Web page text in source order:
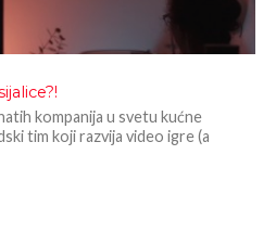
kompanija u svetu kućne
tim koji razvija video igre (a